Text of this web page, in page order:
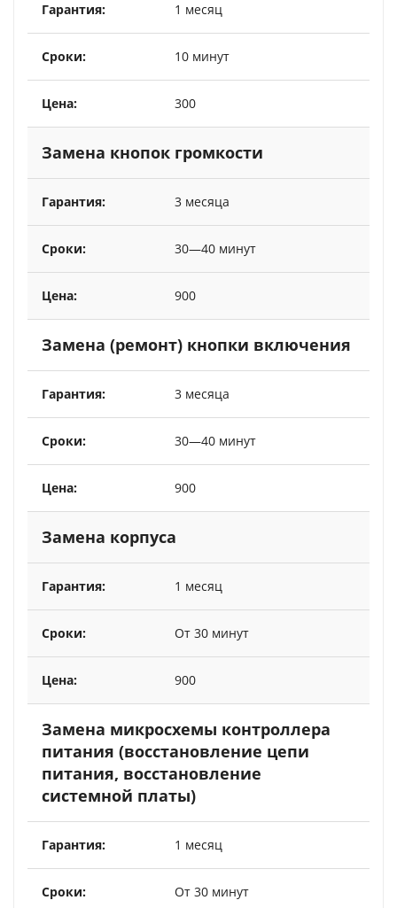
1 месяц
10 минут
300
Замена кнопок громкости
3 месяца
30—40 минут
900
Замена (ремонт) кнопки включения
3 месяца
30—40 минут
900
Замена корпуса
1 месяц
От 30 минут
900
Замена микросхемы контроллера
питания (восстановление цепи
питания, восстановление
системной платы)
1 месяц
От 30 минут